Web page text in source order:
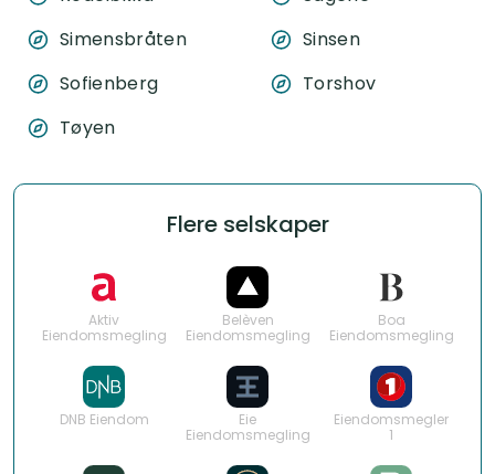
Simensbråten
Sinsen
Sofienberg
Torshov
Tøyen
Flere selskaper
Aktiv
Eiendomsmegling
Belèven
Eiendomsmegling
Boa
Eiendomsmegling
DNB Eiendom
Eie
Eiendomsmegling
Eiendomsmegler
1